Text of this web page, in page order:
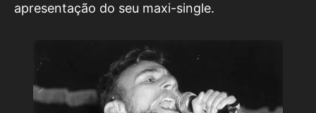
apresentação do seu maxi-single.